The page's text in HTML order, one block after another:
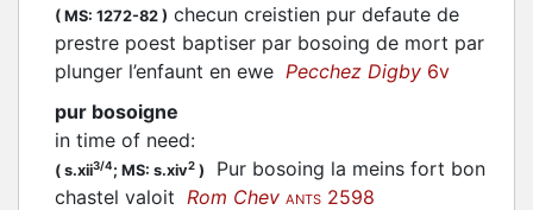
( MS: 1272-82 ) checun creistien pur defaute de
prestre poest baptiser par bosoing de mort par
plunger l’enfaunt en ewe Pecchez Digby 6v
pur bosoigne
in time of need:
( s.xii3/4; MS: s.xiv2 )
Pur bosoing la meins fort bon
chastel valoit Rom Chev ANTS 2598